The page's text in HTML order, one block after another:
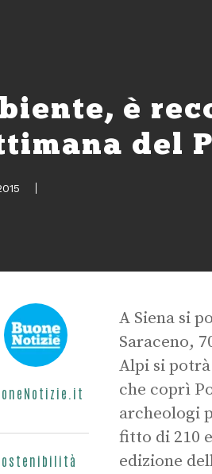
è
del
A Siena si
Saraceno,
Alpi si
che coprì
archeologi
fitto di 210
edizione